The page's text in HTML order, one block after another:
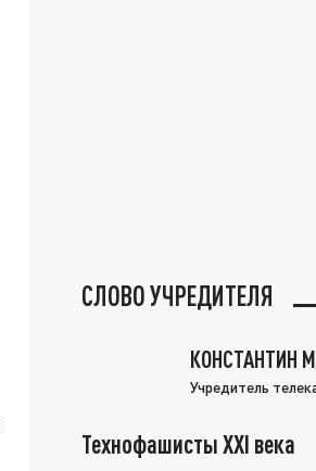
СЛОВО УЧРЕДИТЕЛЯ
КОНСТАНТИН
Учредитель
Технофашисты XXI века